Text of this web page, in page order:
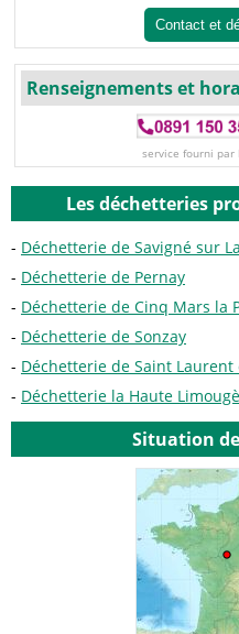
Contact et
Renseignements et
service fourni
Les déchetteries
Déchetterie de Savigné sur
Déchetterie de Pernay
Déchetterie de Cinq Mars la
Déchetterie de Sonzay
Déchetterie de Saint Laurent
Déchetterie la Haute
Situation